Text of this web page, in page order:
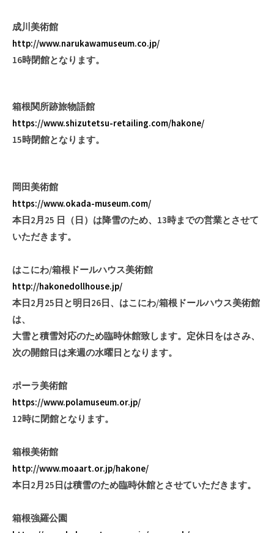
成川美術館
http://www.narukawamuseum.co.jp/
16時閉館となります。
箱根関所跡旅物語館
https://www.shizutetsu-retailing.com/hakone/
15時閉館となります。
岡田美術館
https://www.okada-museum.com/
本日2月25 日（日）は降雪のため、13時までの営業とさせて
いただきます。
はこにわ/箱根ドールハウス美術館
http://hakonedollhouse.jp/
本日2月25日と明日26日、はこにわ/箱根ドールハウス美術館
は、
大雪と積雪対応のため臨時休館致します。定休日をはさみ、
次の開館日は来週の水曜日となります。
ポーラ美術館
https://www.polamuseum.or.jp/
12時に閉館となります。
箱根美術館
http://www.moaart.or.jp/hakone/
本日2月25日は積雪のため臨時休館とさせていただきます。
箱根強羅公園